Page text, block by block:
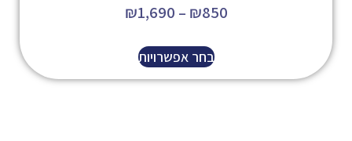
₪850
–
₪1,690
בחר אפשרויות